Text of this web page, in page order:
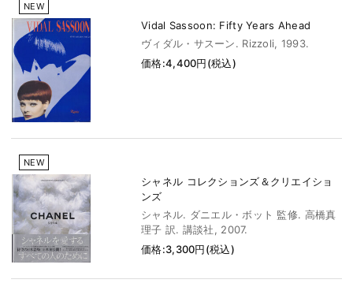
NEW
Vidal Sassoon: Fifty Years Ahead
ヴィダル・サスーン. Rizzoli, 1993.
価格:4,400円(税込)
NEW
シャネル コレクションズ＆クリエイショ
ンズ
シャネル. ダニエル・ボット 監修. 高橋真
理子 訳. 講談社, 2007.
価格:3,300円(税込)